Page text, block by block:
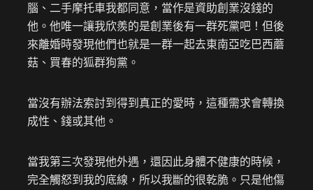
腦、二手摩托車我都同意，當作是資助創業沒錢的
他。他唯一讓我欣羨的是創業後有一群死黨吧！但後
來離婚時發現他們也就是一群一起去東南亞吃巴西蘑
菇、買春的狐群狗黨。
當沒有辦法索討到得到真正的愛時，這種需求會轉換
成性、錢或其他。
當我第三次發現他外遇，還因此身體不健康的時候，
完全觸怒到我的底線，所以我斷的很乾脆。只是他傷